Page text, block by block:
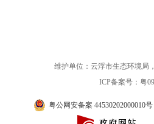
维护单位：云浮市生态环境局
ICP备案号：粤
粤公网安备案 44530202000010号